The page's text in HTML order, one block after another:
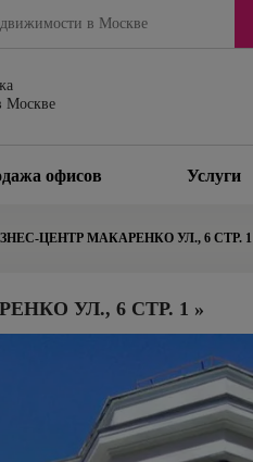
Москве
офисов Услуги
ЦЕНТР МАКАРЕНКО УЛ., 6 СТР. 1
УЛ., 6 СТР. 1 »